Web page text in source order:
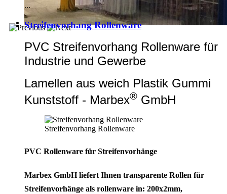
...
Streifenvorhang Rollenware
PVC Streifenvorhang Rollenware für
Industrie und Gewerbe
Lamellen aus weich Plastik Gummi
Kunststoff - Marbex® GmbH
Streifenvorhang Rollenware
PVC Rollenware für Streifenvorhänge
Marbex GmbH liefert Ihnen transparente Rollen für
Streifenvorhänge als rollenware in: 200x2mm,